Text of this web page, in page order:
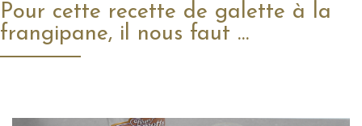
Pour cette recette de galette à la
frangipane, il nous faut …